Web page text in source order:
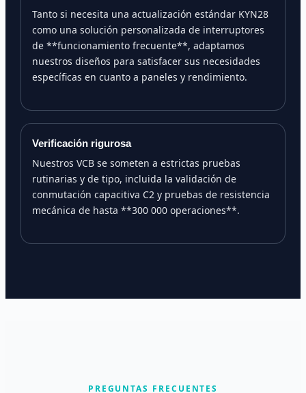
Tanto si necesita una actualización estándar KYN28
como una solución personalizada de interruptores
de **funcionamiento frecuente**, adaptamos
nuestros diseños para satisfacer sus necesidades
específicas en cuanto a paneles y rendimiento.
Verificación rigurosa
Nuestros VCB se someten a estrictas pruebas
rutinarias y de tipo, incluida la validación de
conmutación capacitiva C2 y pruebas de resistencia
mecánica de hasta **300 000 operaciones**.
PREGUNTAS FRECUENTES